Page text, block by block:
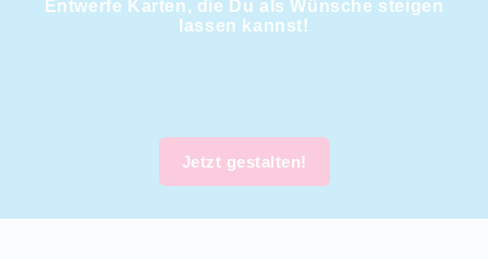
Entwerfe Karten, die Du als Wünsche steigen
lassen kannst!
Jetzt gestalten!